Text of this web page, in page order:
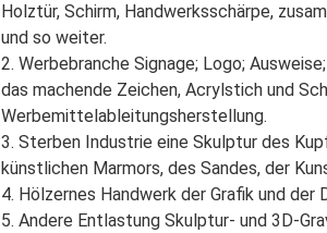
Holztür, Schirm, Handwerksschärpe,
und so weiter.
2. Werbebranche Signage; Logo;
das machende Zeichen, Acrylstich und
Werbemittelableitungsherstellung.
3. Sterben Industrie eine Skulptur des
künstlichen Marmors, des Sandes, der
4. Hölzernes Handwerk der Grafik und
5. Andere Entlastung Skulptur- und 3D-